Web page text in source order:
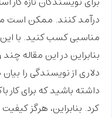
درآمد کنند. ممکن است
مناسبی کسب کنید. با
بنابراین در این مقاله
دلاری از نویسندگی را
داشته باشید که برای
کرد. بنابراین، هرگز